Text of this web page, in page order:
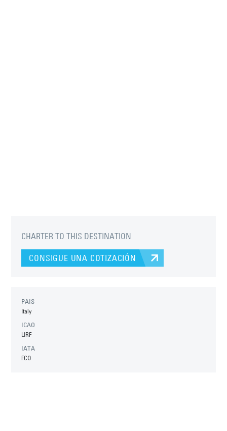
CHARTER TO THIS DESTINATION
CONSIGUE UNA COTIZACIÓN
PAIS
Italy
ICAO
LIRF
IATA
FCO